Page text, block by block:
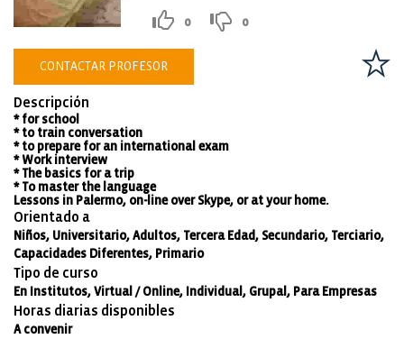
0 0
CONTACTAR PROFESOR
Descripción
* for school
* to train conversation
* to prepare for an international exam
* Work interview
* The basics for a trip
* To master the language
Lessons in Palermo, on-line over Skype, or at your home.
Orientado a
Niños, Universitario, Adultos, Tercera Edad, Secundario, Terciario,
Capacidades Diferentes, Primario
Tipo de curso
En Institutos, Virtual / Online, Individual, Grupal, Para Empresas
Horas diarias disponibles
A convenir